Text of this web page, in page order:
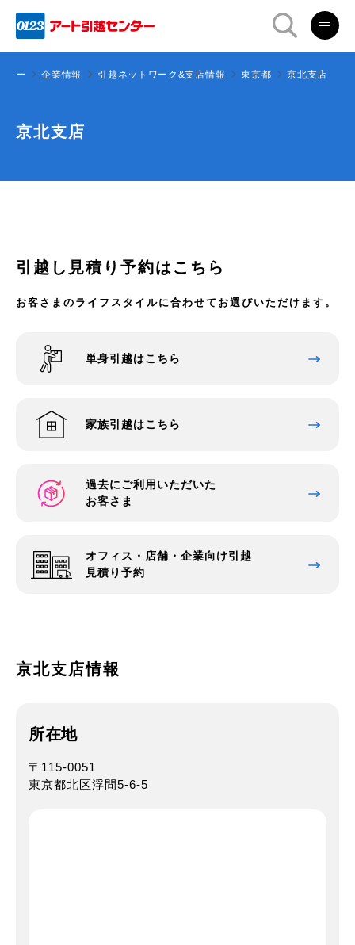
ター 企業情報 引越ネットワーク&支店情報 東京都 京北支店
京北支店
引越し見積り予約はこちら
お客さまのライフスタイルに合わせてお選びいただけます。
単身引越はこちら
家族引越はこちら
過去にご利用いただいた
お客さま
オフィス・店舗・企業向け引越
見積り予約
京北支店情報
所在地
〒115-0051
東京都北区浮間5-6-5